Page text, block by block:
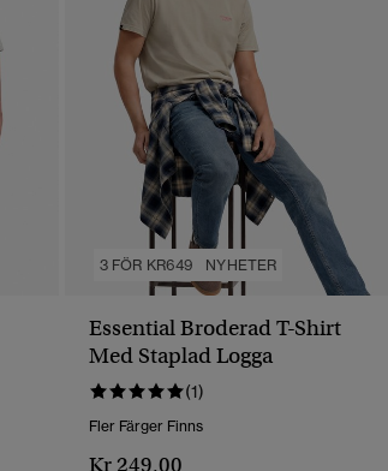
3 FÖR KR649 NYHETER
Essential Broderad T-Shirt
Med Staplad Logga
(1)
Fler Färger Finns
Kr 249,00